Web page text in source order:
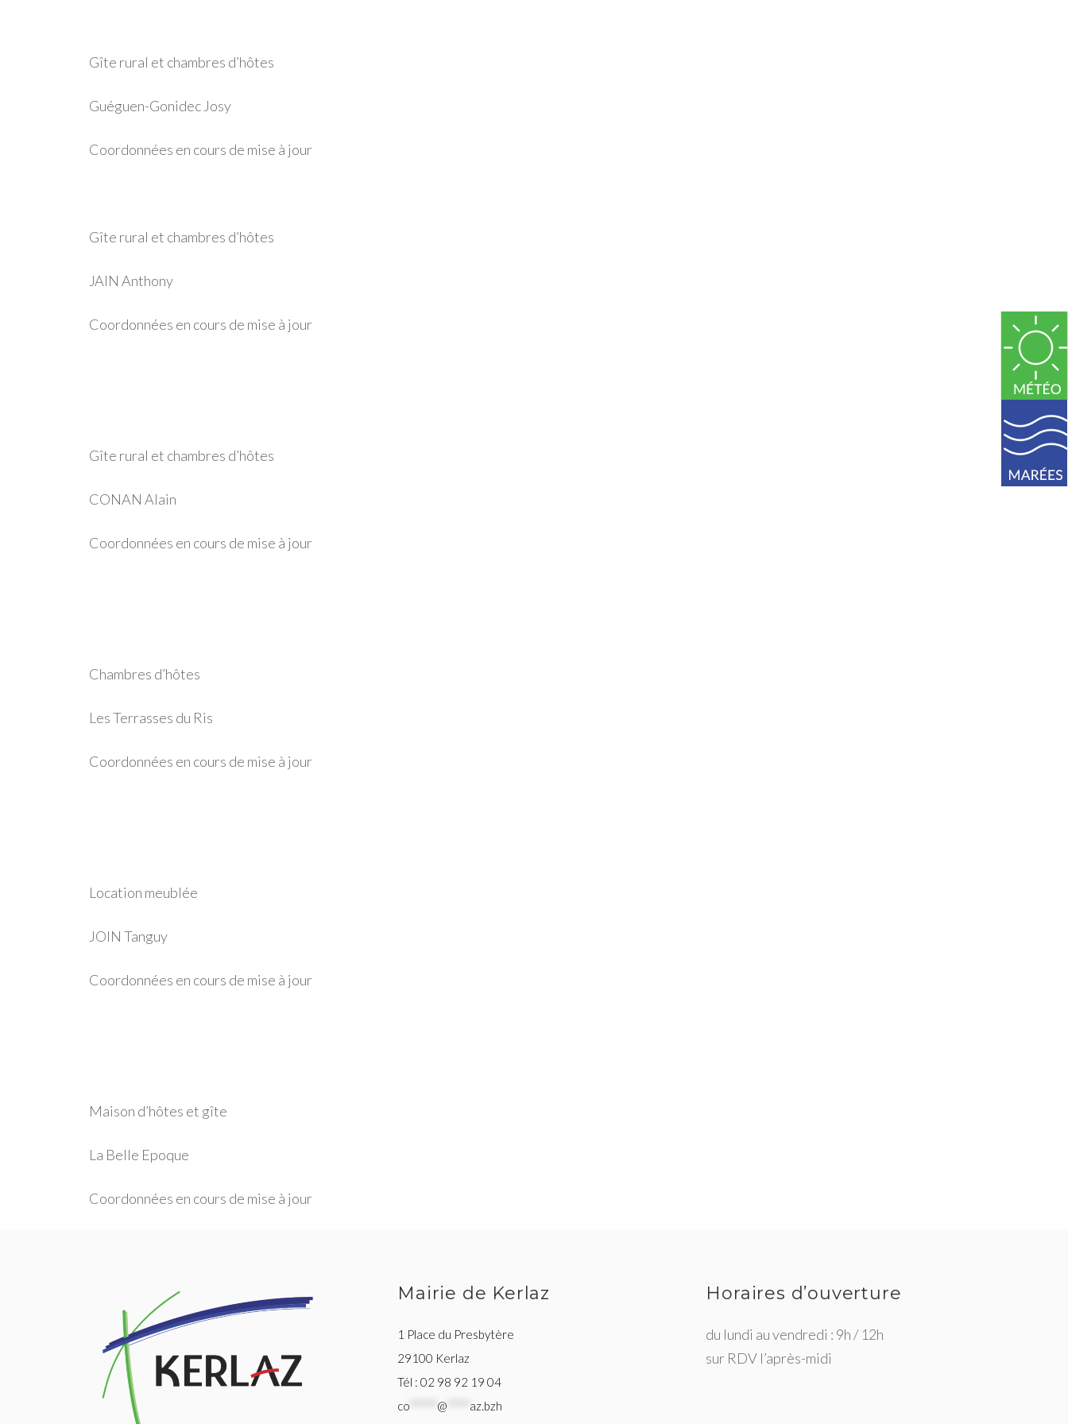
Gîte rural et chambres d’hôtes
Guéguen-Gonidec Josy
Coordonnées en cours de mise à jour
Gîte rural et chambres d’hôtes
JAIN Anthony
Coordonnées en cours de mise à jour
Gîte rural et chambres d’hôtes
CONAN Alain
Coordonnées en cours de mise à jour
Chambres d’hôtes
Les Terrasses du Ris
Coordonnées en cours de mise à jour
Location meublée
JOIN Tanguy
Coordonnées en cours de mise à jour
Maison d’hôtes et gîte
La Belle Epoque
Coordonnées en cours de mise à jour
Mairie de Kerlaz
1 Place du Presbytère
29100 Kerlaz
Tél : 02 98 92 19 04
co
@ az.bzh
Horaires d’ouverture
du lundi au vendredi : 9h / 12h
sur RDV l’après-midi